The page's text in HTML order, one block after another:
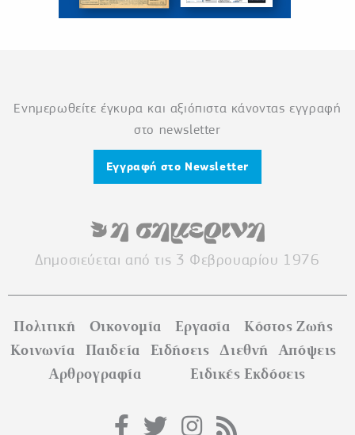
Ενημερωθείτε έγκυρα και αξιόπιστα κάνοντας εγγραφή
στο newsletter
Εγγραφή στο Newsletter
Δημοσιεύεται από τις 3 Φεβρουαρίου 1976
Πολιτική Οικονομία Εργασία
Κόστος Ζωής
Κοινωνία
Παιδεία Ειδήσεις Διεθνή
Απόψεις
Αρθρογραφία
Ειδικές Εκδόσεις